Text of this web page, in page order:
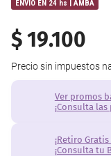
ENVÍO EN 24 hs | AMBA
$19.100
Precio sin impuestos
Ver promos
¡Consulta
¡Retiro
¡Consulta tu
10 cher